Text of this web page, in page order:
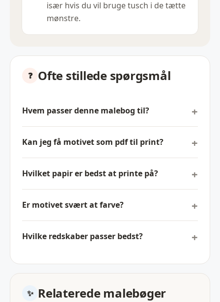
især hvis du vil bruge tusch i de tætte
mønstre.
Ofte stillede spørgsmål
Hvem passer denne malebog til?
Kan jeg få motivet som pdf til print?
Hvilket papir er bedst at printe på?
Er motivet svært at farve?
Hvilke redskaber passer bedst?
Relaterede malebøger